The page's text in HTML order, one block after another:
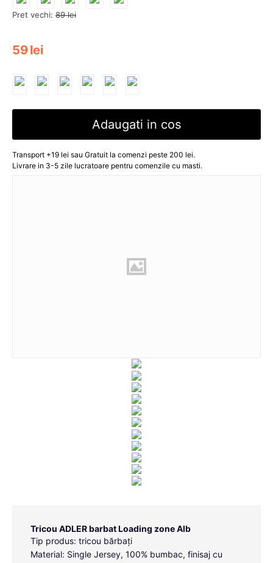
Pret vechi: 89 lei
59lei
Adaugati in cos
Transport +19 lei sau Gratuit la comenzi peste 200 lei.
Livrare in 3-5 zile lucratoare pentru comenzile cu masti.
Tricou ADLER barbat Loading zone Alb
Tip produs: tricou bărbați
Material: Single Jersey, 100% bumbac, finisaj cu